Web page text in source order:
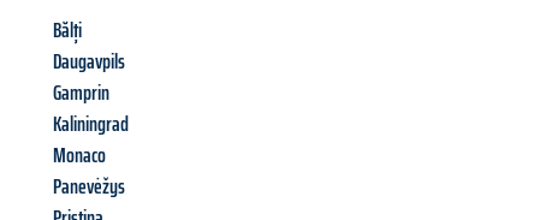
Bălți
Daugavpils
Gamprin
Kaliningrad
Monaco
Panevėžys